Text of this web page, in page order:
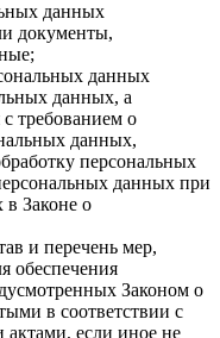
данных
документы,
данных
данных, а
требованием о
данных,
персональных
данных при
Законе о
и перечень мер,
обеспечения
Законом о
в соответствии с
если иное не